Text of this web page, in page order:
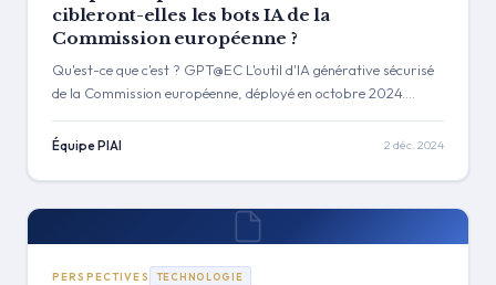
cibleront-elles les bots IA de la
Commission européenne ?
Qu'est-ce que c'est ? GPT@EC L'outil d'IA générative sécurisé
de la Commission européenne, déployé en octobre 2024.
textes et analyser de grands volumes de données — GPT@EC
la Commission, y compris la manière dont les soumissions des
parties prenantes sont évaluées. Le déploiement de GPT@EC
Équipe PIAI 2 déc. 2024
PERSPECTIVES TECHNOLOGIE